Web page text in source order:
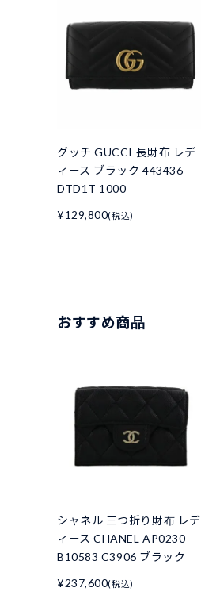
グッチ GUCCI 長財布 レデ
ィース ブラック 443436
DTD1T 1000
¥129,800(税込)
おすすめ商品
シャネル 三つ折り財布 レデ
ィース CHANEL AP0230
B10583 C3906 ブラック
¥237,600(税込)